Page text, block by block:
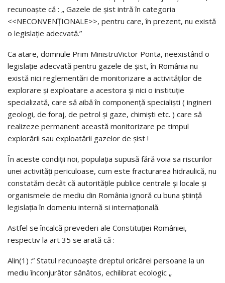
recunoaşte că : „ Gazele de şist intră în categoria
<<NECONVENŢIONALE>>, pentru care, în prezent, nu există
o legislaţie adecvată.”
Ca atare, domnule Prim MinistruVictor Ponta, neexistând o
legislaţie adecvată pentru gazele de şist, în România nu
există nici reglementări de monitorizare a activităţilor de
explorare şi exploatare a acestora şi nici o instituţie
specializată, care să aibă în componenţă specialişti ( ingineri
geologi, de foraj, de petrol şi gaze, chimişti etc. ) care să
realizeze permanent această monitorizare pe timpul
explorării sau exploatării gazelor de şist !
În aceste condiţii noi, populaţia supusă fără voia sa riscurilor
unei activităţi periculoase, cum este fracturarea hidraulică, nu
constatăm decât că autorităţile publice centrale şi locale şi
organismele de mediu din România ignoră cu buna ştiinţă
legislaţia în domeniu internă si internaţională.
Astfel se încalcă prevederi ale Constituţiei României,
respectiv la art 35 se arată că :
Alin(1) :” Statul recunoaşte dreptul oricărei persoane la un
mediu înconjurător sănătos, echilibrat ecologic „